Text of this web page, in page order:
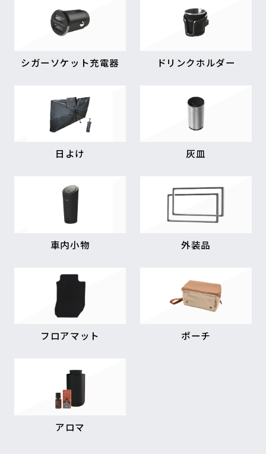
シガーソケット充電器 ドリンクホルダー
日よけ 灰皿
車内小物 外装品
フロアマット ポーチ
アロマ